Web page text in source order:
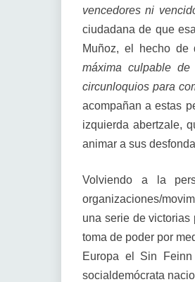
vencedores ni
ciudadana de que
Muñoz, el hecho de
máxima culpable
circunloquios para
acompañan a estas
izquierda abertzale,
animar a sus
Volviendo a la
organizaciones/
una serie de
toma de poder por
Europa el Sin
socialdemócrata